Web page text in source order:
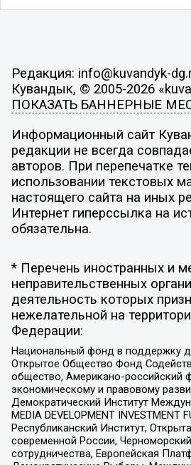
Редакция: info@kuvandyk-
Кувандык, © 2005-2026
ПОКАЗАТЬ БАННЕРНЫЕ
Информационный сайт
редакции не всегда
авторов. При перепечатке
использовании текстовых
настоящего сайта на иных
Интернет гиперссылка на
обязательна.
* Перечень иностранных и
неправительственных
деятельность которых
нежелательной на
Федерации:
Национальный фонд в поддержку
Открытое Общество Фонд
общество, Американо-российский
экономическому и правовому
Демократический Институт
MEDIA DEVELOPMENT
Республиканский Институт,
современной России,
сотрудничества, Европейская